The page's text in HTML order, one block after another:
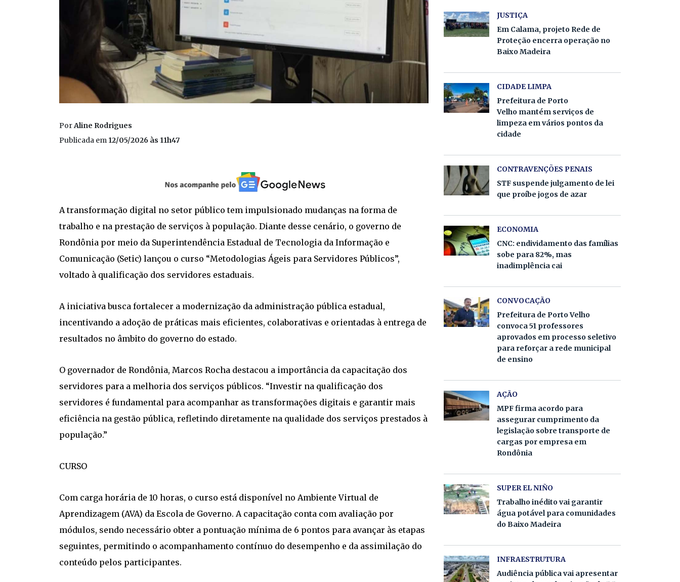
PorAline Rodrigues
Publicada em 12/05/2026 às 11h47
A transformação digital no setor público tem impulsionado mudanças na forma de
trabalho e na prestação de serviços à população. Diante desse cenário, o governo de
Rondônia por meio da Superintendência Estadual de Tecnologia da Informação e
Comunicação (Setic) lançou o curso “Metodologias Ágeis para Servidores Públicos”,
voltado à qualificação dos servidores estaduais.
A iniciativa busca fortalecer a modernização da administração pública estadual,
incentivando a adoção de práticas mais eficientes, colaborativas e orientadas à entrega de
resultados no âmbito do governo do estado.
O governador de Rondônia, Marcos Rocha destacou a importância da capacitação dos
servidores para a melhoria dos serviços públicos. “Investir na qualificação dos
servidores é fundamental para acompanhar as transformações digitais e garantir mais
eficiência na gestão pública, refletindo diretamente na qualidade dos serviços prestados à
população.”
CURSO
Com carga horária de 10 horas, o curso está disponível no Ambiente Virtual de
Aprendizagem (AVA) da Escola de Governo. A capacitação conta com avaliação por
módulos, sendo necessário obter a pontuação mínima de 6 pontos para avançar às etapas
seguintes, permitindo o acompanhamento contínuo do desempenho e da assimilação do
conteúdo pelos participantes.
JUSTIÇA
Em Calama, projeto Rede de
Proteção encerra operação no
Baixo Madeira
CIDADE LIMPA
Prefeitura de Porto
Velho mantém serviços de
limpeza em vários pontos da
cidade
CONTRAVENÇÕES PENAIS
STF suspende julgamento de lei
que proíbe jogos de azar
ECONOMIA
CNC: endividamento das famílias
sobe para 82%, mas
inadimplência cai
CONVOCAÇÃO
Prefeitura de Porto Velho
convoca 51 professores
aprovados em processo seletivo
para reforçar a rede municipal
de ensino
AÇÃO
MPF firma acordo para
assegurar cumprimento da
legislação sobre transporte de
cargas por empresa em
Rondônia
SUPER EL NIÑO
Trabalho inédito vai garantir
água potável para comunidades
do Baixo Madeira
INFRAESTRUTURA
Audiência pública vai apresentar